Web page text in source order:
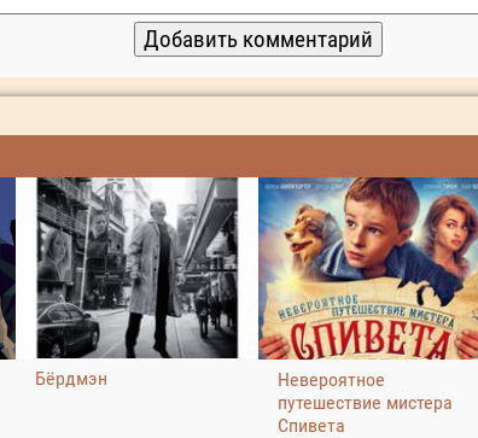
Бёрдмэн
Невероятное
путешествие мистера
Спивета